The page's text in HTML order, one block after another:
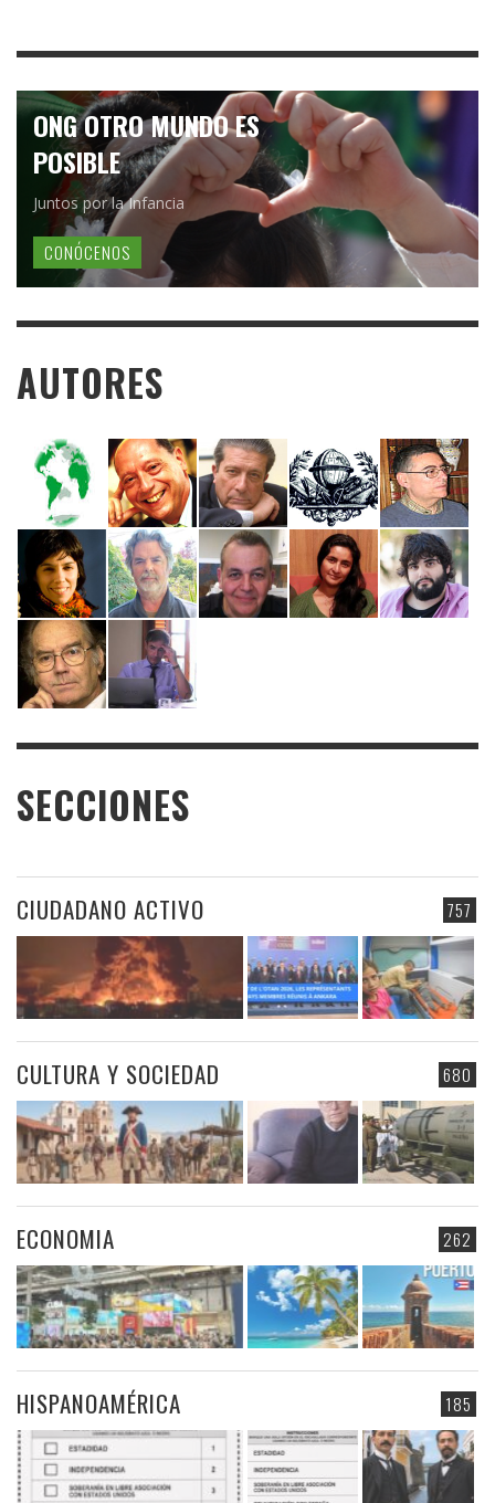
ONG OTRO MUNDO ES
POSIBLE
Juntos por la Infancia
CONÓCENOS
AUTORES
SECCIONES
757
CIUDADANO ACTIVO
680
CULTURA Y SOCIEDAD
262
ECONOMIA
185
HISPANOAMÉRICA